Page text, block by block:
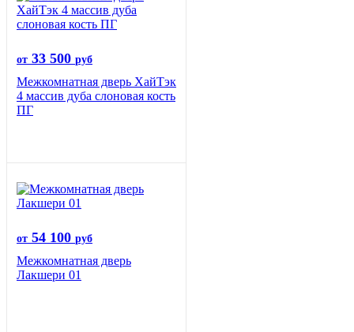
от 33 500 руб
Межкомнатная дверь ХайТэк
4 массив дуба слоновая кость
ПГ
от 54 100 руб
Межкомнатная дверь
Лакшери 01